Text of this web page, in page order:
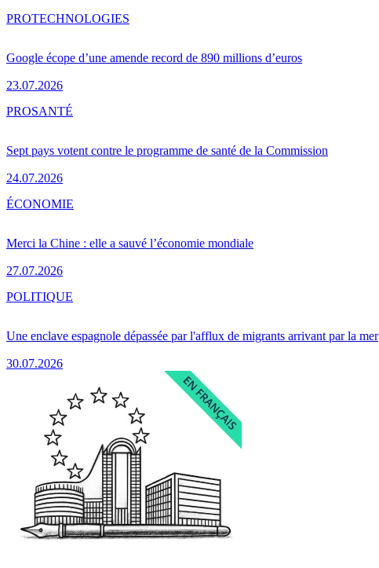
Google écope d’une amende record de 890 millions d’euros
23.07.2026
PROTECHNOLOGIES
Sept pays votent contre le programme de santé de la Commission
24.07.2026
PROSANTÉ
Merci la Chine : elle a sauvé l’économie mondiale
27.07.2026
ÉCONOMIE
Une enclave espagnole dépassée par l'afflux de migrants arrivant par la mer
30.07.2026
POLITIQUE